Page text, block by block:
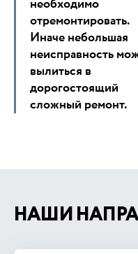
необходимо
отремонтировать.
Иначе небольшая
неисправность
вылиться в
дорогостоящий
сложный ремонт.
НАШИ